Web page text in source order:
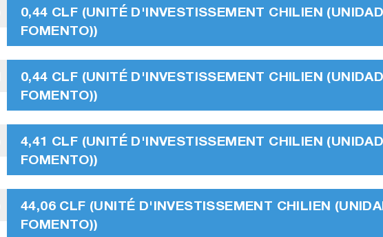
0,44 CLF (UNITÉ D'INVESTISSEMENT CHILIEN
FOMENTO))
0,44 CLF (UNITÉ D'INVESTISSEMENT CHILIEN
FOMENTO))
4,41 CLF (UNITÉ D'INVESTISSEMENT CHILIEN
FOMENTO))
44,06 CLF (UNITÉ D'INVESTISSEMENT CHILIEN
FOMENTO))